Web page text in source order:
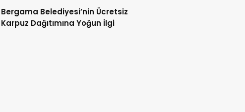
Bergama Belediyesi’nin Ücretsiz
Karpuz Dağıtımına Yoğun İlgi